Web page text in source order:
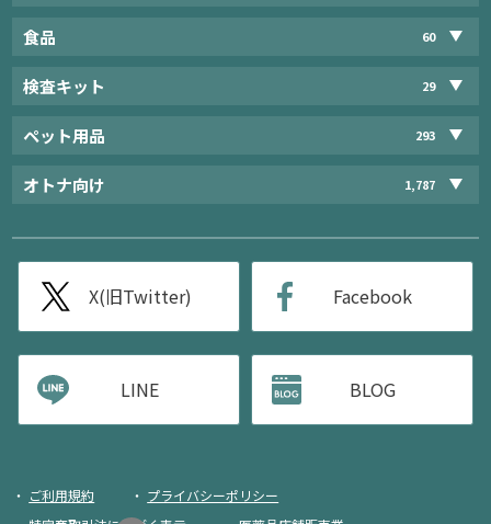
食品 60
検査キット 29
ペット用品 293
オトナ向け 1,787
X(旧Twitter) Facebook
LINE BLOG
ご利用規約
プライバシーポリシー